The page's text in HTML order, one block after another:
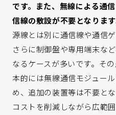
です。また、無線による通
信線の敷設が不要となります
源線とは別に通信線や通信
さらに制御盤や専用端末な
なるケースが多いです。そ
本的には無線通信モジュー
め、追加の装置等は不要と
コストを削減しながら広範